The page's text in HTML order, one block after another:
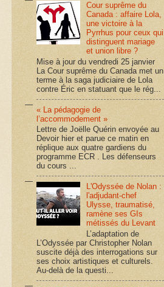
Cour suprême du
Canada : affaire Lola,
une victoire à la
Pyrrhus pour ceux qui
distinguent mariage
et union libre ?
Mise à jour du vendredi 25 janvier
La Cour suprême du Canada met un
terme à la saga judiciaire de Lola
contre Éric en statuant que le rég...
« La pédagogie de
l’accommodement »
Lettre de Joëlle Quérin envoyée au
Devoir hier et parue ce matin en
réplique aux quatre gardiens du
programme ECR . Les défenseurs
du cours ...
L'Odyssée de Nolan :
l'adjudant-chef
Ulysse, traumatisé,
ramène ses GIs
métissés du Levant
L’adaptation de
L’Odyssée par Christopher Nolan
suscite déjà des interrogations sur
ses choix artistiques et culturels.
Au-delà de la questi...